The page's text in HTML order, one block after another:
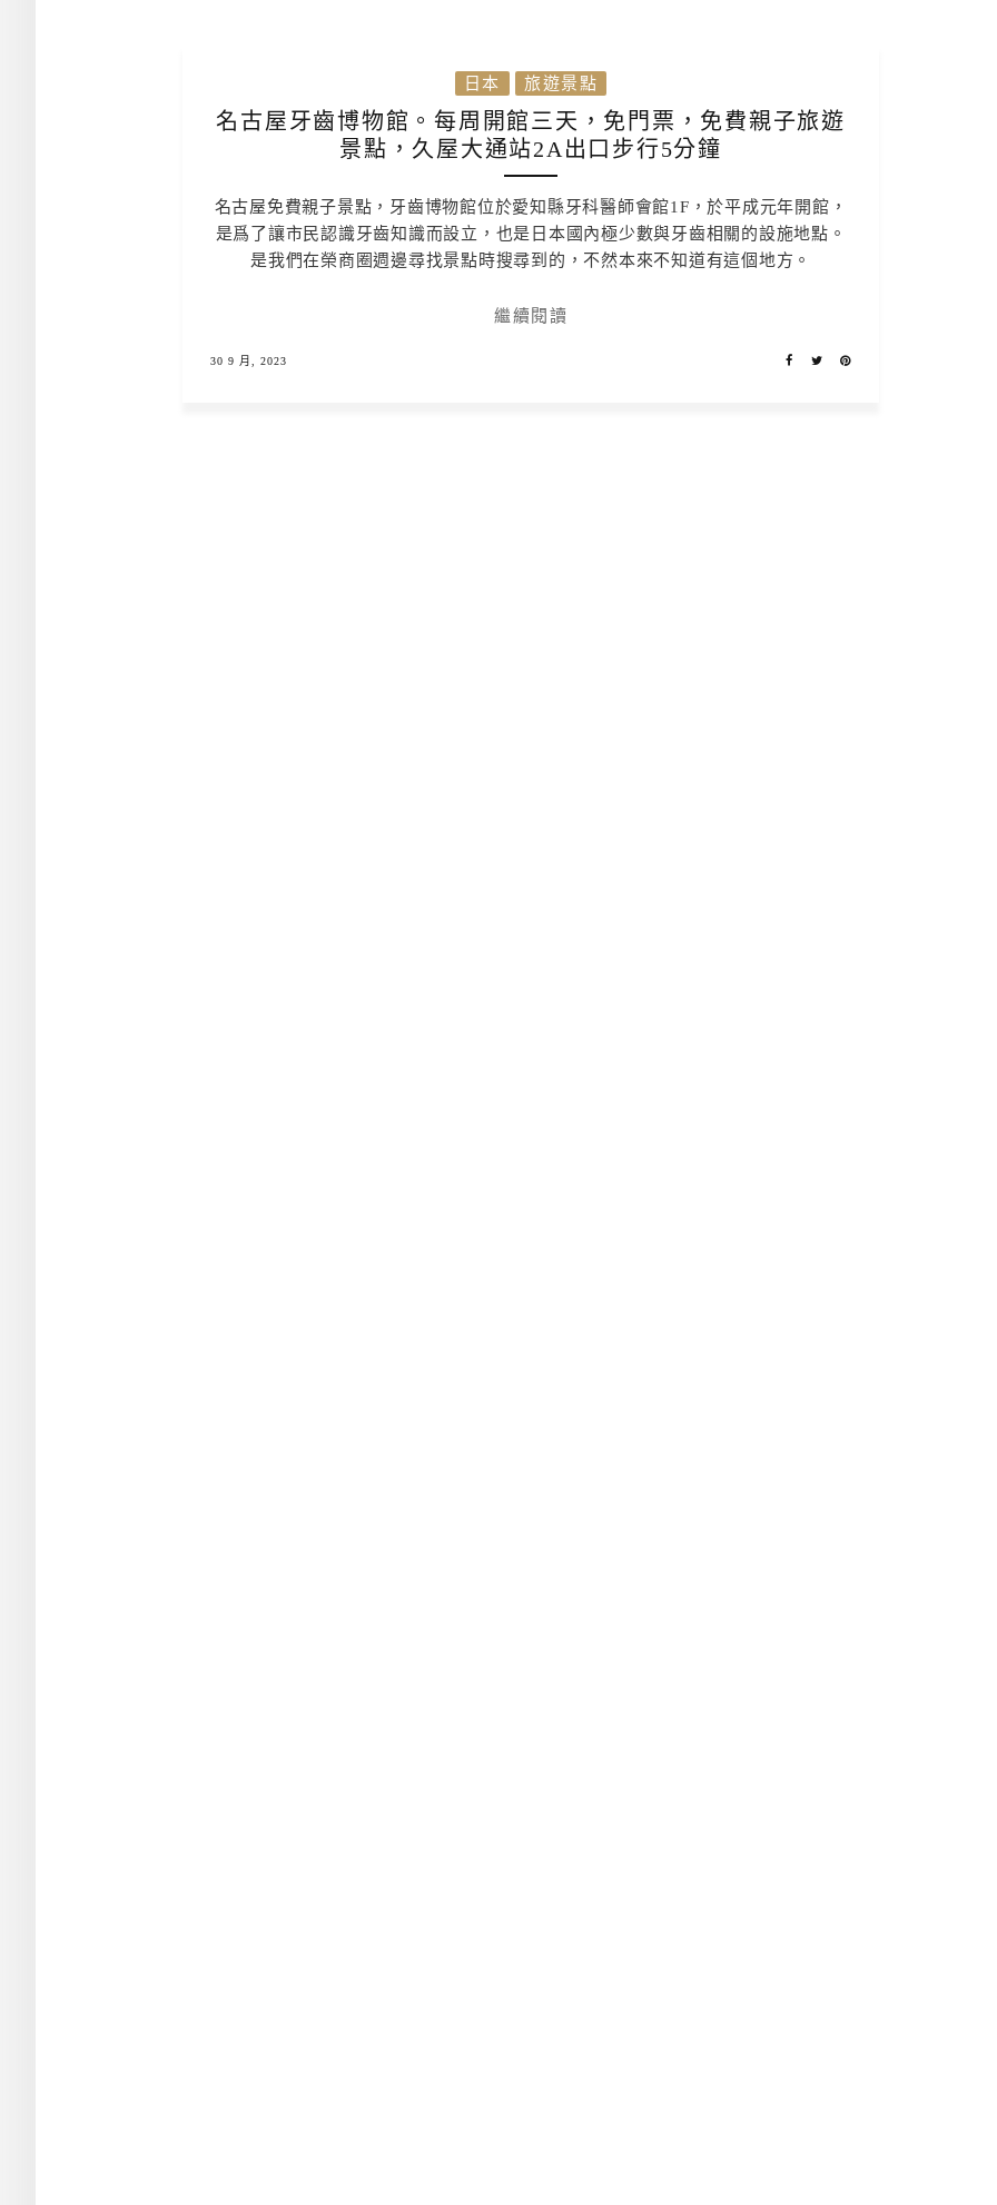
日本 旅遊景點
名古屋牙齒博物館。每周開館三天，免門票，免費親子旅遊
景點，久屋大通站2A出口步行5分鐘
名古屋免費親子景點，牙齒博物館位於愛知縣牙科醫師會館1F，於平成元年開館，
是爲了讓市民認識牙齒知識而設立，也是日本國內極少數與牙齒相關的設施地點。
是我們在榮商圈週邊尋找景點時搜尋到的，不然本來不知道有這個地方。
繼續閱讀
30 9 月, 2023